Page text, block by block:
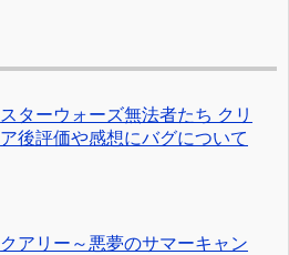
スターウォーズ無法者たち クリ
ア後評価や感想にバグについて
クアリー～悪夢のサマーキャン